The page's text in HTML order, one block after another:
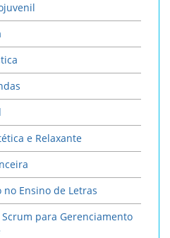
e Relaxante
Ensino de Letras
para Gerenciamento